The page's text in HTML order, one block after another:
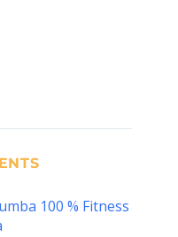
100 % Fitness